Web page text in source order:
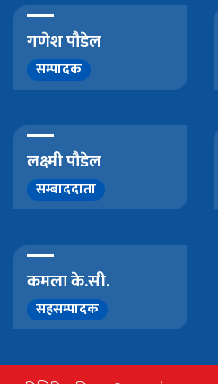
गणेश पौडेल
सम्पादक
लक्ष्मी पौडेल
सम्बाददाता
कमला के.सी.
सहसम्पादक